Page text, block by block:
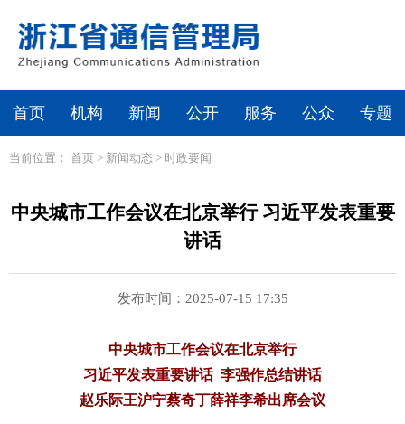
首页 机构 新闻 公开 服务 公众 专题
当前位置： 首页 > 新闻动态 > 时政要闻
中央城市工作会议在北京举行 习近平发表重要
讲话
发布时间：2025-07-15 17:35
中央城市工作会议在北京举行
习近平发表重要讲话 李强作总结讲话
赵乐际王沪宁蔡奇丁薛祥李希出席会议